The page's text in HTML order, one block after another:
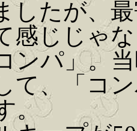
したが、
感じじゃ
ンパ」。
て、「コ
。